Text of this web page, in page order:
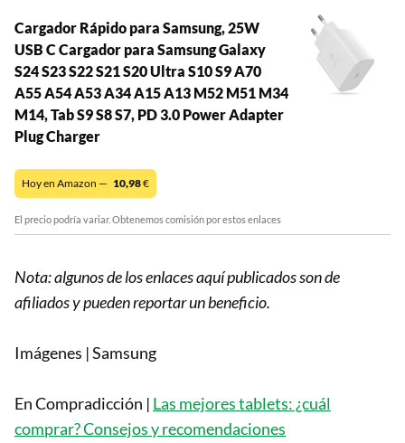
Cargador Rápido para Samsung, 25W
USB C Cargador para Samsung Galaxy
S24 S23 S22 S21 S20 Ultra S10 S9 A70
A55 A54 A53 A34 A15 A13 M52 M51 M34
M14, Tab S9 S8 S7, PD 3.0 Power Adapter
Plug Charger
Hoy en Amazon — 10,98€
El precio podría variar. Obtenemos comisión por estos enlaces
Nota: algunos de los enlaces aquí publicados son de
afiliados y pueden reportar un beneficio.
Imágenes | Samsung
En Compradicción | Las mejores tablets: ¿cuál
comprar? Consejos y recomendaciones